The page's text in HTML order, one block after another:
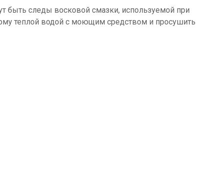
быть следы восковой смазки, используемой при
теплой водой с моющим средством и просушить